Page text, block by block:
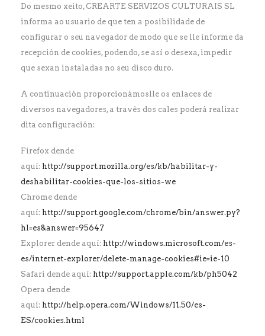
Do mesmo xeito, CREARTE SERVIZOS CULTURAIS SL
informa ao usuario de que ten a posibilidade de
configurar o seu navegador de modo que se lle informe da
recepción de cookies, podendo, se así o desexa, impedir
que sexan instaladas no seu disco duro.
A continuación proporcionámoslle os enlaces de
diversos navegadores, a través dos cales poderá realizar
dita configuración:
Firefox dende
aquí: http://support.mozilla.org/es/kb/habilitar-y-
deshabilitar-cookies-que-los-sitios-we
Chrome dende
aquí: http://support.google.com/chrome/bin/answer.py?
hl=es&answer=95647
Explorer dende aquí: http://windows.microsoft.com/es-
es/internet-explorer/delete-manage-cookies#ie=ie-10
Safari dende aquí: http://support.apple.com/kb/ph5042
Opera dende
aquí: http://help.opera.com/Windows/11.50/es-
ES/cookies.html